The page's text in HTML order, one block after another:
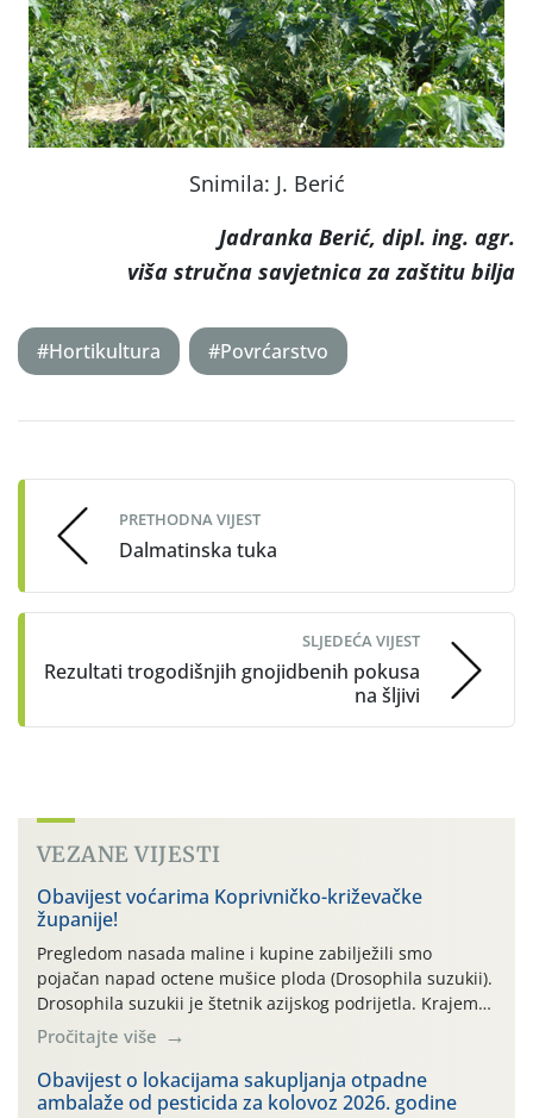
Snimila: J. Berić
Jadranka Berić, dipl. ing. agr.
viša stručna savjetnica za zaštitu bilja
#Hortikultura #Povrćarstvo
navigation
PRETHODNA VIJEST
Dalmatinska tuka
SLJEDEĆA VIJEST
Rezultati trogodišnjih gnojidbenih pokusa
na šljivi
VEZANE VIJESTI
Obavijest voćarima Koprivničko-križevačke
županije!
Pregledom nasada maline i kupine zabilježili smo
pojačan napad octene mušice ploda (Drosophila suzukii).
Drosophila suzukii je štetnik azijskog podrijetla. Krajem
2010. godine prvi puta je registriran u Hrvatskoj, a u
rujnu 2016. godine na našem su području zabilježene
gospodarski važne štete. Riječ je o štetniku vrlo sličnom
dobro poznatoj vinskoj mušici, no za razliku […]
Pročitajte više
Obavijest o lokacijama sakupljanja otpadne
ambalaže od pesticida za kolovoz 2026. godine